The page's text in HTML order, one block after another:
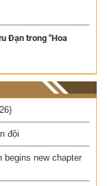
Đạn trong "Hoa
đội
begins new chapter